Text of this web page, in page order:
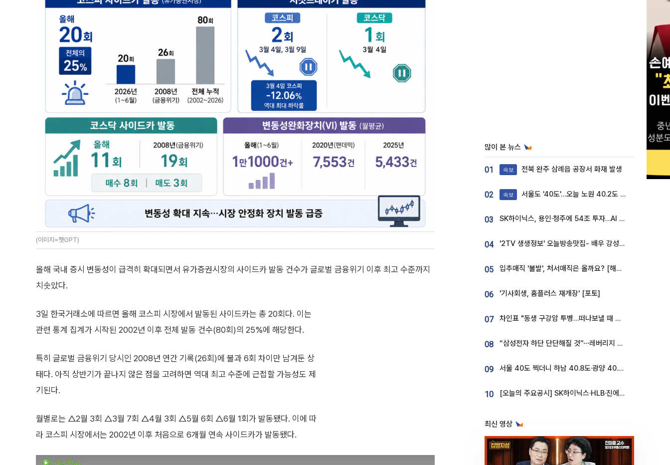
(이미지=챗GPT)
올해 국내 증시 변동성이 급격히 확대되면서 유가증권시장의 사이드카 발동 건수가 글로벌 금융위기 이후 최고 수준까지
치솟았다.
3일 한국거래소에 따르면 올해 코스피 시장에서 발동된 사이드카는 총 20회다. 이는
관련 통계 집계가 시작된 2002년 이후 전체 발동 건수(80회)의 25%에 해당한다.
특히 글로벌 금융위기 당시인 2008년 연간 기록(26회)에 불과 6회 차이만 남겨둔 상
태다. 아직 상반기가 끝나지 않은 점을 고려하면 역대 최고 수준에 근접할 가능성도 제
기된다.
월별로는 △2월 3회 △3월 7회 △4월 3회 △5월 6회 △6월 1회가 발동됐다. 이에 따
라 코스피 시장에서는 2002년 이후 처음으로 6개월 연속 사이드카가 발동됐다.
많이 본 뉴스
01 속보 전북 완주 삼례읍 공장서 화재 발생
02 속보 서울도 '40도'…오늘 노원 40.2도 기록
03 SK하이닉스, 용인·청주에 54조 투자…AI 메모리 생산기지 키운다
04 '2TV 생생정보' 오늘방송맛집- 배우 강성진 단골! 쌀국수ㆍ푸팟퐁 커리 맛집 '블○○○'
05 입추매직 '불발', 처서매직은 올까요? [해시태그]
06 '기사회생, 홈플러스 재개장' [포토]
07 차인표 "동생 구강암 투병…떠나보낼 때 가장 힘들었다”
08 “삼성전자 하단 단단해질 것”⋯레버리지 규제에 쏠림 완화 [찐코노미]
09 서울 40도 찍더니 하남 40.8도·광양 40.2도…전국 '펄펄'
10 [오늘의 주요공시] SK하이닉스·HLB·진에어·포스코홀딩스·네이버·대우건설 등
최신 영상